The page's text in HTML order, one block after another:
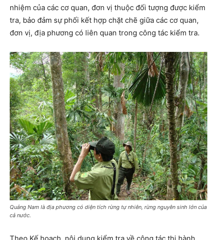
nhiệm của các cơ quan, đơn vị thuộc đối tượng được kiểm
tra, bảo đảm sự phối kết hợp chặt chẽ giữa các cơ quan,
đơn vị, địa phương có liên quan trong công tác kiểm tra.
Quảng Nam là địa phương có diện tích rừng tự nhiên, rừng nguyên sinh lớn của
cả nước.